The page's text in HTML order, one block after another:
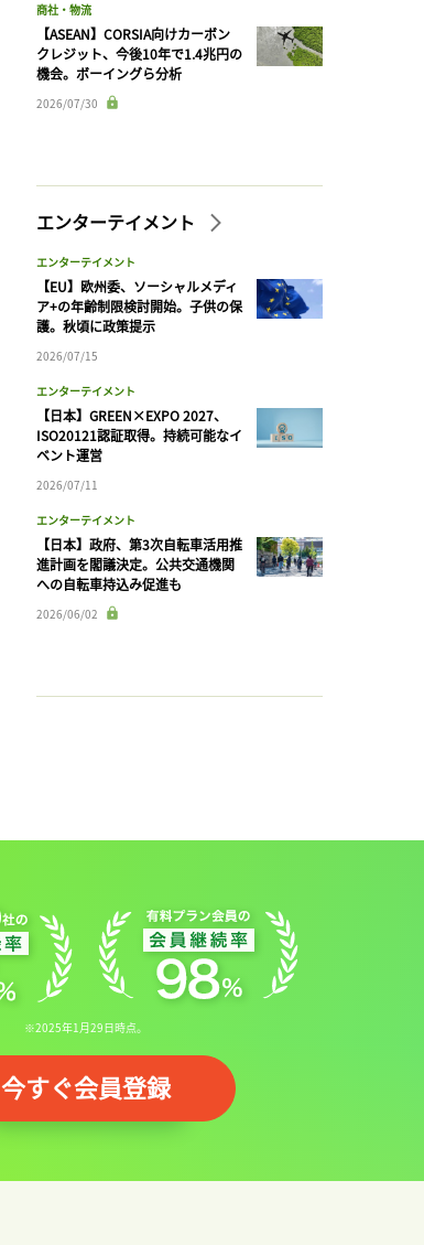
商社・物流
【ASEAN】CORSIA向けカーボン
クレジット、今後10年で1.4兆円の
機会。ボーイングら分析
2026/07/30
エンターテイメント
エンターテイメント
【EU】欧州委、ソーシャルメディ
ア+の年齢制限検討開始。子供の保
護。秋頃に政策提示
2026/07/15
エンターテイメント
【日本】GREEN×EXPO 2027、
ISO20121認証取得。持続可能なイ
ベント運営
2026/07/11
エンターテイメント
【日本】政府、第3次自転車活用推
進計画を閣議決定。公共交通機関
への自転車持込み促進も
2026/06/02
※2025年1月29日時点。
今すぐ会員登録